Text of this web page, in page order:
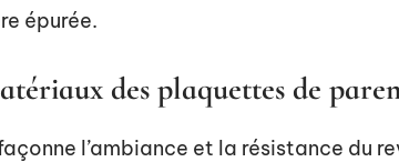
épurée.
des plaquettes de
l’ambiance et la résistance du